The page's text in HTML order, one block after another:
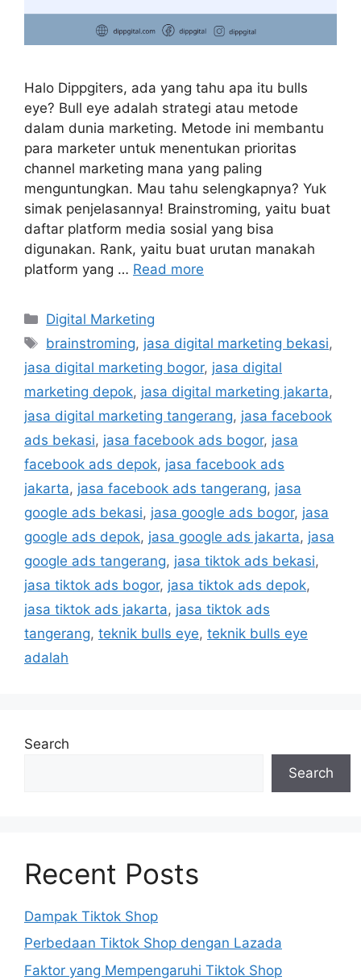
Halo Dippgiters, ada yang tahu apa itu bulls
eye? Bull eye adalah strategi atau metode
dalam dunia marketing. Metode ini membantu
para marketer untuk menentukan prioritas
channel marketing mana yang paling
menguntungkan. Mau tahu selengkapnya? Yuk
simak penjelasannya! Brainstroming, yaitu buat
daftar platform media sosial yang bisa
digunakan. Rank, yaitu buat urutan manakah
platform yang … Read more
Digital Marketing
brainstroming, jasa digital marketing bekasi,
jasa digital marketing bogor, jasa digital
marketing depok, jasa digital marketing jakarta,
jasa digital marketing tangerang, jasa facebook
ads bekasi, jasa facebook ads bogor, jasa
facebook ads depok, jasa facebook ads
jakarta, jasa facebook ads tangerang, jasa
google ads bekasi, jasa google ads bogor, jasa
google ads depok, jasa google ads jakarta, jasa
google ads tangerang, jasa tiktok ads bekasi,
jasa tiktok ads bogor, jasa tiktok ads depok,
jasa tiktok ads jakarta, jasa tiktok ads
tangerang, teknik bulls eye, teknik bulls eye
adalah
Search
Search
Recent Posts
Dampak Tiktok Shop
Perbedaan Tiktok Shop dengan Lazada
Faktor yang Mempengaruhi Tiktok Shop